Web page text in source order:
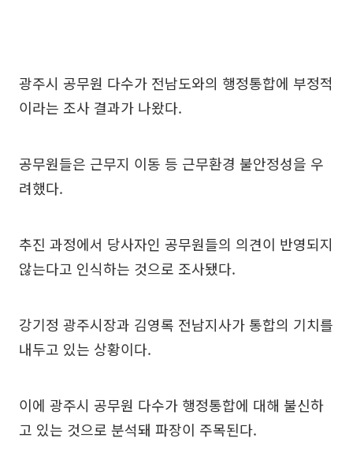
광주시 공무원 다수가 전남도와의 행정통합에 부정적
이라는 조사 결과가 나왔다.
공무원들은 근무지 이동 등 근무환경 불안정성을 우
려했다.
추진 과정에서 당사자인 공무원들의 의견이 반영되지
않는다고 인식하는 것으로 조사됐다.
강기정 광주시장과 김영록 전남지사가 통합의 기치를
내두고 있는 상황이다.
이에 광주시 공무원 다수가 행정통합에 대해 불신하
고 있는 것으로 분석돼 파장이 주목된다.